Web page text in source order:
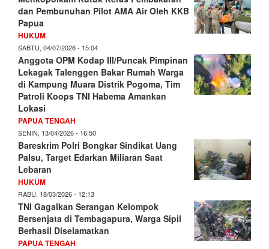
dan Pembunuhan Pilot AMA Air Oleh KKB
Papua
HUKUM
SABTU, 04/07/2026 - 15:04
Anggota OPM Kodap III/Puncak Pimpinan
Lekagak Talenggen Bakar Rumah Warga
di Kampung Muara Distrik Pogoma, Tim
Patroli Koops TNI Habema Amankan
Lokasi
PAPUA TENGAH
SENIN, 13/04/2026 - 16:50
Bareskrim Polri Bongkar Sindikat Uang
Palsu, Target Edarkan Miliaran Saat
Lebaran
HUKUM
RABU, 18/03/2026 - 12:13
TNI Gagalkan Serangan Kelompok
Bersenjata di Tembagapura, Warga Sipil
Berhasil Diselamatkan
PAPUA TENGAH